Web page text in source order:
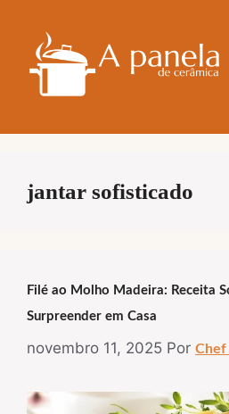
conteúdo
jantar sofisticado
Filé ao Molho Madeira: Receita
Surpreender em Casa
novembro 11, 2025 Por Chef